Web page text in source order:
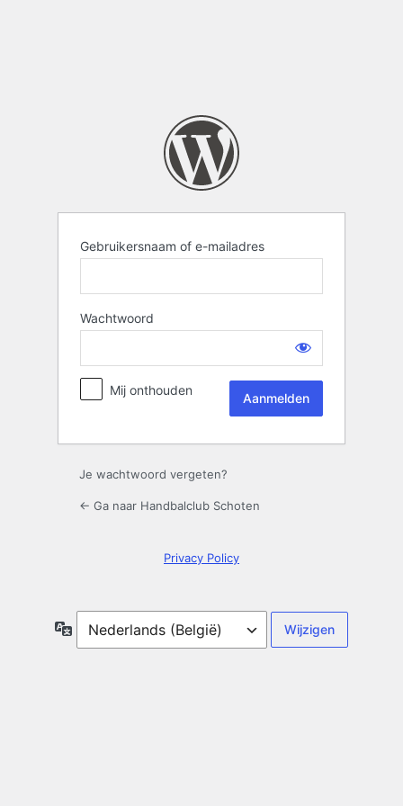
Aanmelden
Gebruikersnaam of e-mailadres
Wachtwoord
Mij onthouden
Je wachtwoord vergeten?
← Ga naar Handbalclub Schoten
Privacy Policy
Taal